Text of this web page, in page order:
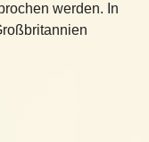
werden. In